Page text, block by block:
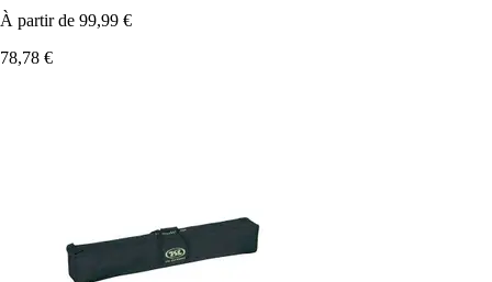
À partir de 99,99 €
78,78 €